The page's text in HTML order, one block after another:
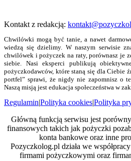
Kontakt z redakcją:
Chwilówki mogą być tanie, a nawet
wiedzą się dzielimy. W naszym serwisie
chwilówek i pożyczek na raty, porównasz je
siebie. Nasi eksperci publikują
pożyczkodawców, które staną się dla Ciebie
portfel” sprawi, że nigdy nie zapomnisz o
Naszą misją jest edukacja społeczeństwa w
Regulamin|Polityka cookies|Polityka
Główną funkcją serwisu jest
finansowych takich jak pożyczki
konta bankowe oraz inne
Pozyczkolog.pl działa we
firmami pożyczkowymi oraz